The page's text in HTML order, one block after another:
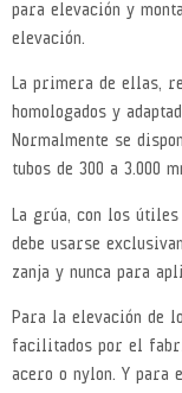
para elevación y
elevación.
La primera de ellas,
homologados y
Normalmente se
tubos de 300 a 3.000
La grúa, con los
debe usarse
zanja y nunca para
Para la elevación de
facilitados por el
acero o nylon. Y para